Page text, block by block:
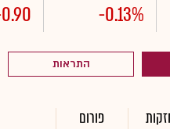
-0.13%
התראות
פורום